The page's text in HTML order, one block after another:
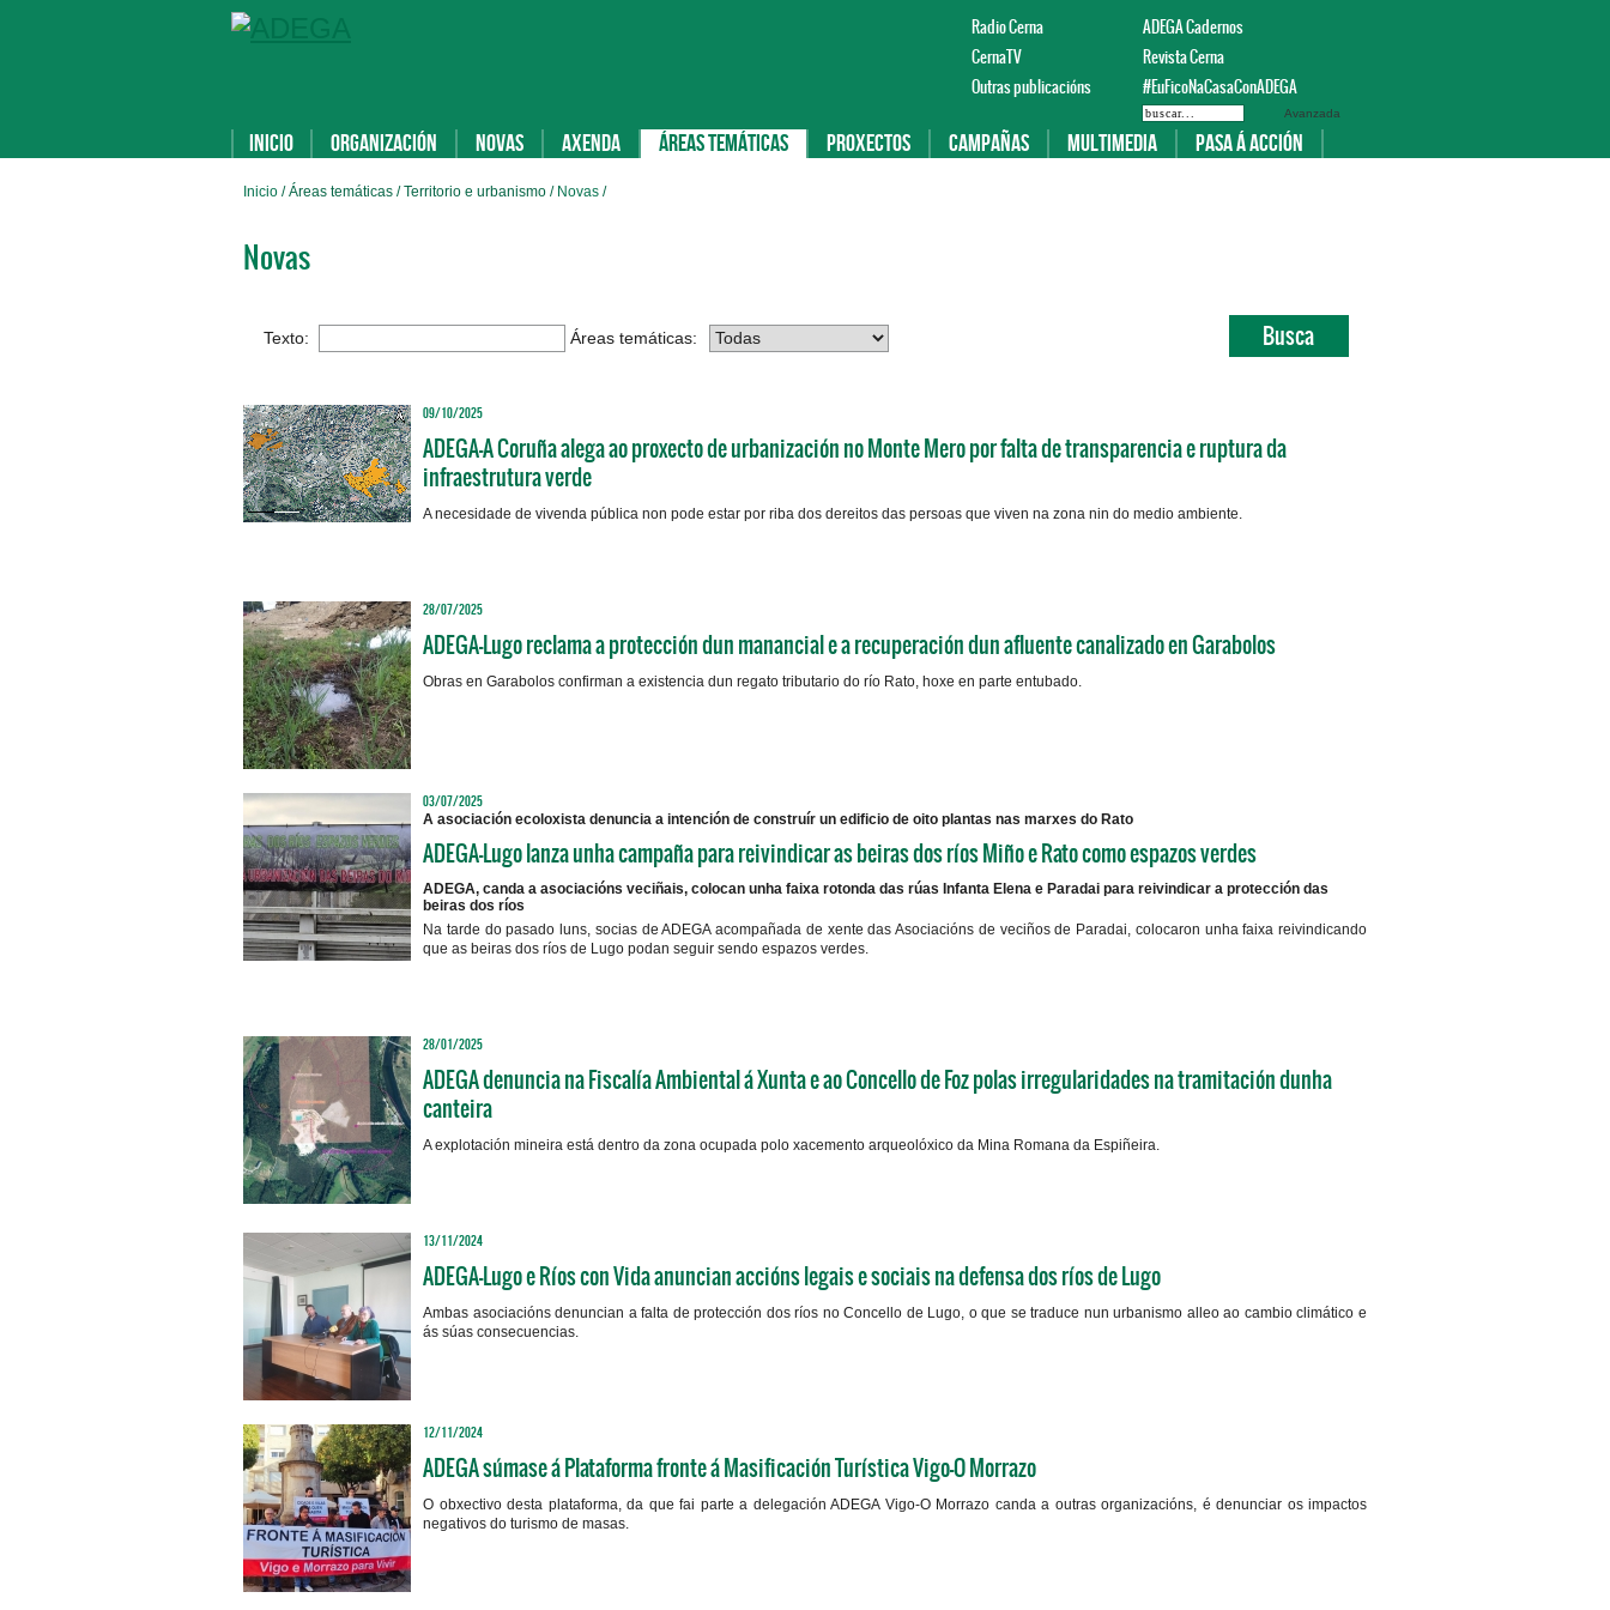
Radio Cerna
ADEGA Cadernos
CernaTV
Revista Cerna
Outras publicacións
#EuFicoNaCasaConADEGA
Avanzada
Inicio Organización Novas Axenda Áreas temáticas Proxectos Campañas Multimedia Pasa á acción
Inicio / Áreas temáticas / Territorio e urbanismo / Novas /
Novas
Texto: Áreas temáticas:
09/10/2025
ADEGA-A Coruña alega ao proxecto de urbanización no Monte Mero por falta de transparencia e ruptura da
infraestrutura verde
A necesidade de vivenda pública non pode estar por riba dos dereitos das persoas que viven na zona nin do medio ambiente.
28/07/2025
ADEGA-Lugo reclama a protección dun manancial e a recuperación dun afluente canalizado en Garabolos
Obras en Garabolos confirman a existencia dun regato tributario do río Rato, hoxe en parte entubado.
03/07/2025
A asociación ecoloxista denuncia a intención de construír un edificio de oito plantas nas marxes do Rato
ADEGA-Lugo lanza unha campaña para reivindicar as beiras dos ríos Miño e Rato como espazos verdes
ADEGA, canda a asociacións veciñais, colocan unha faixa rotonda das rúas Infanta Elena e Paradai para reivindicar a protección das
beiras dos ríos
Na tarde do pasado luns, socias de ADEGA acompañada de xente das Asociacións de veciños de Paradai, colocaron unha faixa reivindicando
que as beiras dos ríos de Lugo podan seguir sendo espazos verdes.
28/01/2025
ADEGA denuncia na Fiscalía Ambiental á Xunta e ao Concello de Foz polas irregularidades na tramitación dunha
canteira
A explotación mineira está dentro da zona ocupada polo xacemento arqueolóxico da Mina Romana da Espiñeira.
13/11/2024
ADEGA-Lugo e Ríos con Vida anuncian accións legais e sociais na defensa dos ríos de Lugo
Ambas asociacións denuncian a falta de protección dos ríos no Concello de Lugo, o que se traduce nun urbanismo alleo ao cambio climático e
ás súas consecuencias.
12/11/2024
ADEGA súmase á Plataforma fronte á Masificación Turística Vigo-O Morrazo
O obxectivo desta plataforma, da que fai parte a delegación ADEGA Vigo-O Morrazo canda a outras organizacións, é denunciar os impactos
negativos do turismo de masas.